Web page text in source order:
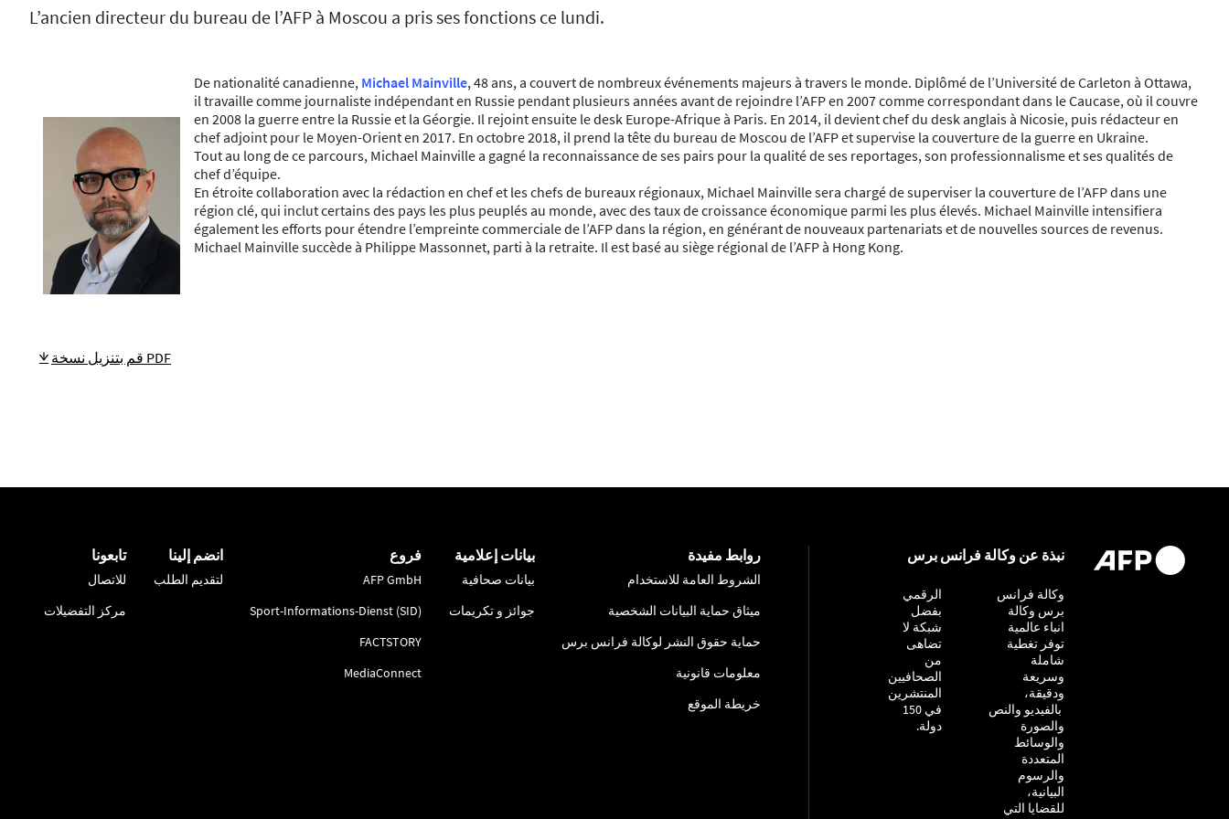
L’ancien directeur du bureau de l’AFP à Moscou a pris ses fonctions ce lundi.
De nationalité canadienne, Michael Mainville, 48 ans, a couvert de nombreux événements majeurs à travers le monde. Diplômé de l’Université de Carleton à Ottawa,
il travaille comme journaliste indépendant en Russie pendant plusieurs années avant de rejoindre l’AFP en 2007 comme correspondant dans le Caucase, où il couvre
en 2008 la guerre entre la Russie et la Géorgie. Il rejoint ensuite le desk Europe-Afrique à Paris. En 2014, il devient chef du desk anglais à Nicosie, puis rédacteur en
chef adjoint pour le Moyen-Orient en 2017. En octobre 2018, il prend la tête du bureau de Moscou de l’AFP et supervise la couverture de la guerre en Ukraine.
Tout au long de ce parcours, Michael Mainville a gagné la reconnaissance de ses pairs pour la qualité de ses reportages, son professionnalisme et ses qualités de
chef d’équipe.
En étroite collaboration avec la rédaction en chef et les chefs de bureaux régionaux, Michael Mainville sera chargé de superviser la couverture de l’AFP dans une
région clé, qui inclut certains des pays les plus peuplés au monde, avec des taux de croissance économique parmi les plus élevés. Michael Mainville intensifiera
également les efforts pour étendre l’empreinte commerciale de l’AFP dans la région, en générant de nouveaux partenariats et de nouvelles sources de revenus.
Michael Mainville succède à Philippe Massonnet, parti à la retraite. Il est basé au siège régional de l’AFP à Hong Kong.
قم بتنزيل نسخة PDF
نبذة عن وكالة فرانس برس
وكالة فرانس
برس وكالة
انباء عالمية
توفر تغطية
شاملة
وسريعة
ودقيقة،
بالفيديو والنص
والصورة
والوسائط
المتعددة
والرسوم
البيانية،
للقضايا التي
الرقمي
بفضل
شبكة لا
تضاهى
من
الصحافيين
المنتشرين
في 150
دولة.
روابط مفيدة
الشروط العامة للاستخدام
ميثاق حماية البيانات الشخصية
حماية حقوق النشر لوكالة فرانس برس
معلومات قانونية
خريطة الموقع
بيانات إعلامية
بيانات صحافية
جوائز و تكريمات
فروع
AFP GmbH
Sport-Informations-Dienst (SID)
FACTSTORY
MediaConnect
انضم إلينا
لتقديم الطلب
تابعونا
للاتصال
مركز التفضيلات